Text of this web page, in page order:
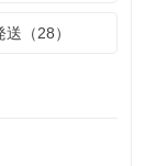
送（28）